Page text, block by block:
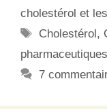
cholestérol et
Étiquettes
Cholestérol,
pharmaceutiques
7